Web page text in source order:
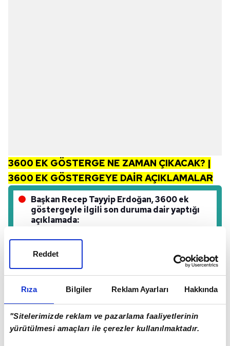
Rıza Bilgiler Reklam Ayarları Hakkında
"Sitelerimizde reklam ve pazarlama faaliyetlerinin
yürütülmesi amaçları ile çerezler kullanılmaktadır.
Reddet
3600 EK GÖSTERGE NE ZAMAN ÇIKACAK? |
3600 EK GÖSTERGEYE DAİR AÇIKLAMALAR
Başkan Recep Tayyip Erdoğan, 3600 ek
göstergeyle ilgili son duruma dair yaptığı
açıklamada:
"Lisans mezunu hemşirelerimizin 3600 ek gösterge
kapsamına alınması başta olmak üzere mali
iyileştirmelerin emekliliğe de yansıması konusuydu.
Sağlık çalışanları dışında da önemli bir kesimi
ilgilendiren 3600 ek gösterge meselesini yıl
bitmeden neticelendirmekte kararlı olduğumuzun
altını bir kez daha çizmek istiyorum" ifadelerini